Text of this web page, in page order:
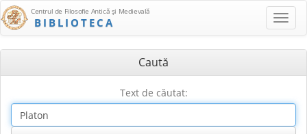
Centrul de Filosofie Antică şi Medievală
BIBLIOTECA
Caută
Text de căutat: